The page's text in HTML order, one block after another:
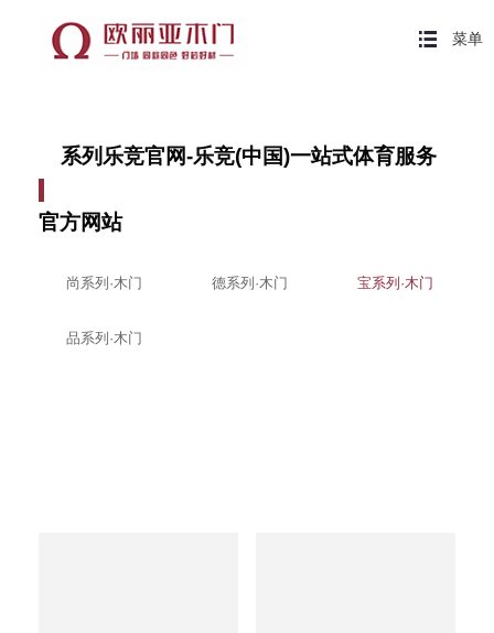
菜单
系列乐竞官网-乐竞(中国)一站式体育服务
官方网站
尚系列·木门 德系列·木门 宝系列·木门
品系列·木门